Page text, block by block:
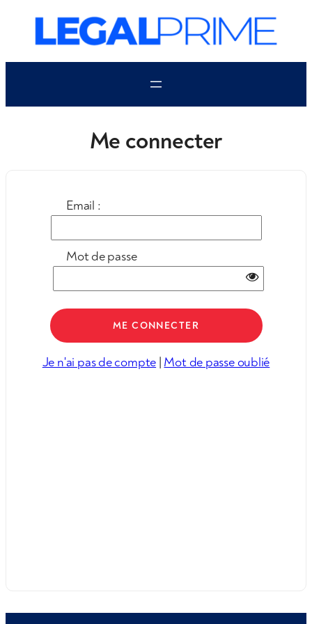
contenu
Me connecter
Email :
Mot de passe
Je n'ai pas de compte | Mot de passe oublié